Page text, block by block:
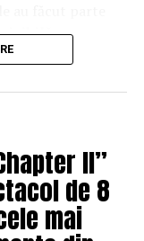
„, o
de brand
ta, în spațiul
susținute de doi
a venit
și o tranziție
II”
de 8
mai